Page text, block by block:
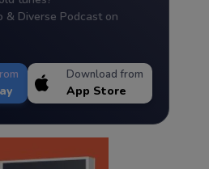
& Diverse Podcast on
Download from
App Store